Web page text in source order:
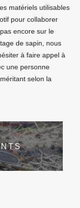
matériels utilisables
pour collaborer
encore sur le
de sapin, nous
à faire appel à
une personne
selon la